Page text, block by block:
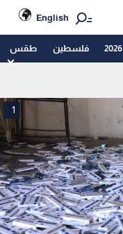
English
فلسطين طقس
1